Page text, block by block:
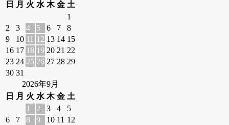
日 月 火 水 木 金 土
1
2
3 4 5 6 7
8
9
10 11 12 13 14 15
16 17 18 19 20 21 22
23 24 25 26 27 28 29
30 31
2026年9月
日
月 火 水 木 金 土
1
2 3 4
5
6
7 8 9 10 11 12